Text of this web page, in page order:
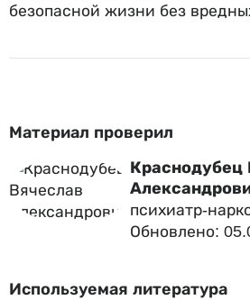
безопасной жизни без
Материал проверил
Краснодубец
психиатр-
Обновлено:
Используемая литература